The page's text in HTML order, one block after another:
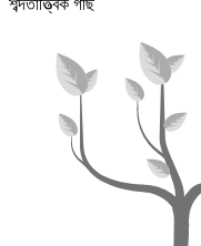
শব্দতাত্ত্বিক গাছ